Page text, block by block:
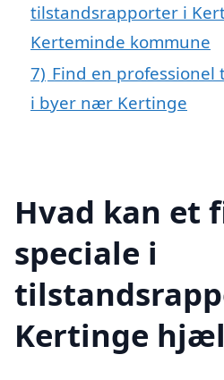
tilstandsrapporter i
Kerteminde kommune
7) Find en
i byer nær Kertinge
Hvad kan et
speciale i
Kertinge